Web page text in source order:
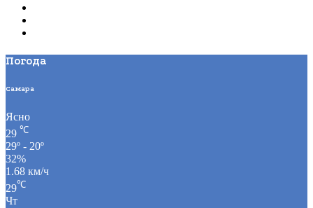
Погода
Самара
Ясно
29 ℃
29º - 20º
32%
1.68 км/ч
29℃
Чт